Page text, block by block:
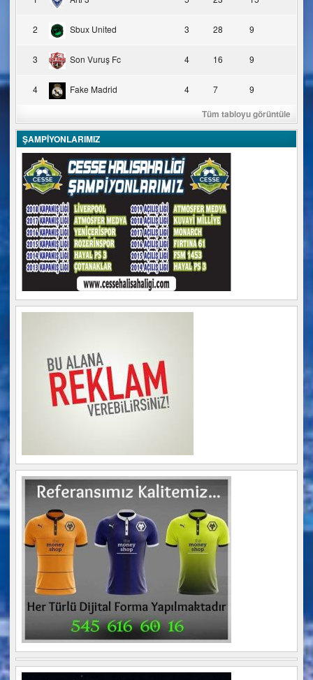
2 Sbux United 3 28 9
3 Son Vuruş Fc 4 16 9
4 Fake Madrid 4 7 9
Tüm tabloyu görüntüle
ŞAMPİYONLARIMIZ